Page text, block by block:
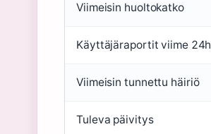
Viimeisin huoltokatko
Käyttäjäraportit viime 24h
Viimeisin tunnettu häiriö
Tuleva päivitys